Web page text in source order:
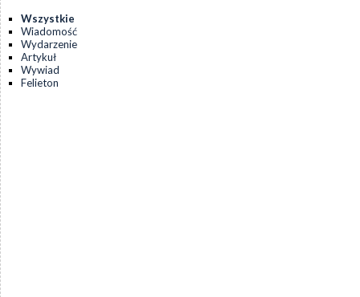
Wszystkie
Wiadomość
Wydarzenie
Artykuł
Wywiad
Felieton